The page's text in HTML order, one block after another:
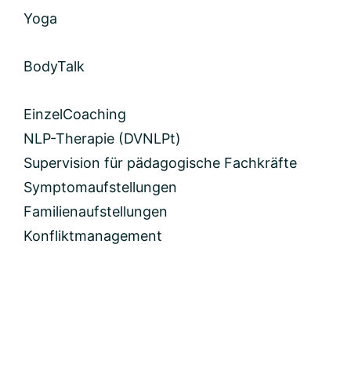
Yoga
BodyTalk
EinzelCoaching
NLP-Therapie (DVNLPt)
Supervision für pädagogische Fachkräfte
Symptomaufstellungen
Familienaufstellungen
Konfliktmanagement